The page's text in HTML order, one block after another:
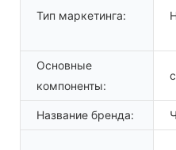
Тип маркетинга:
Основные
компоненты:
Название бренда: